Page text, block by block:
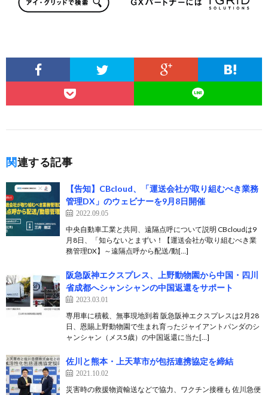
関連する記事
【告知】CBcloud、「運送会社が取り組むべき業務
管理DX」のウェビナーを9月8日開催
2022.09.05
中央自動車工業と共同、遠隔点呼について説明 CBcloudは9
月8日、「知らないとまずい！【運送会社が取り組むべき業
務管理DX】～遠隔点呼から配送/動[…]
阪急阪神エクスプレス、上野動物園から中国・四川
省成都へシャンシャンの中国返還をサポート
2023.03.01
専用車に積載、無事現地到着 阪急阪神エクスプレスは2月28
日、恩賜上野動物園で生まれ育ったジャイアントパンダのシ
ャンシャン（メス5歳）の中国返還に当た[…]
佐川と熊本・上天草市が包括連携協定を締結
2021.10.02
災害時の救援物資輸送などで協力、ワクチン接種も 佐川急便